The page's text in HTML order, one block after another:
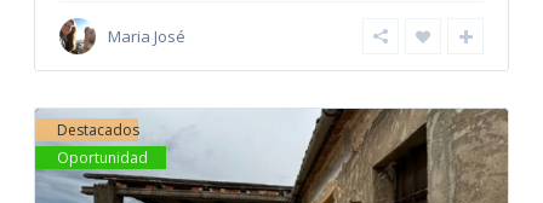
Maria José
Destacados
Oportunidad